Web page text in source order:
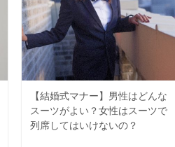
【結婚式マナー】男性はどんな
スーツがよい？女性はスーツで
列席してはいけないの？